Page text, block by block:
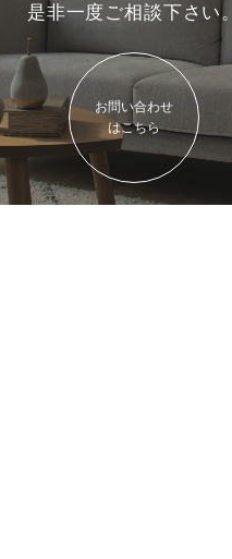
是非一度 ご相談下さい。
お問い合わせ
はこちら